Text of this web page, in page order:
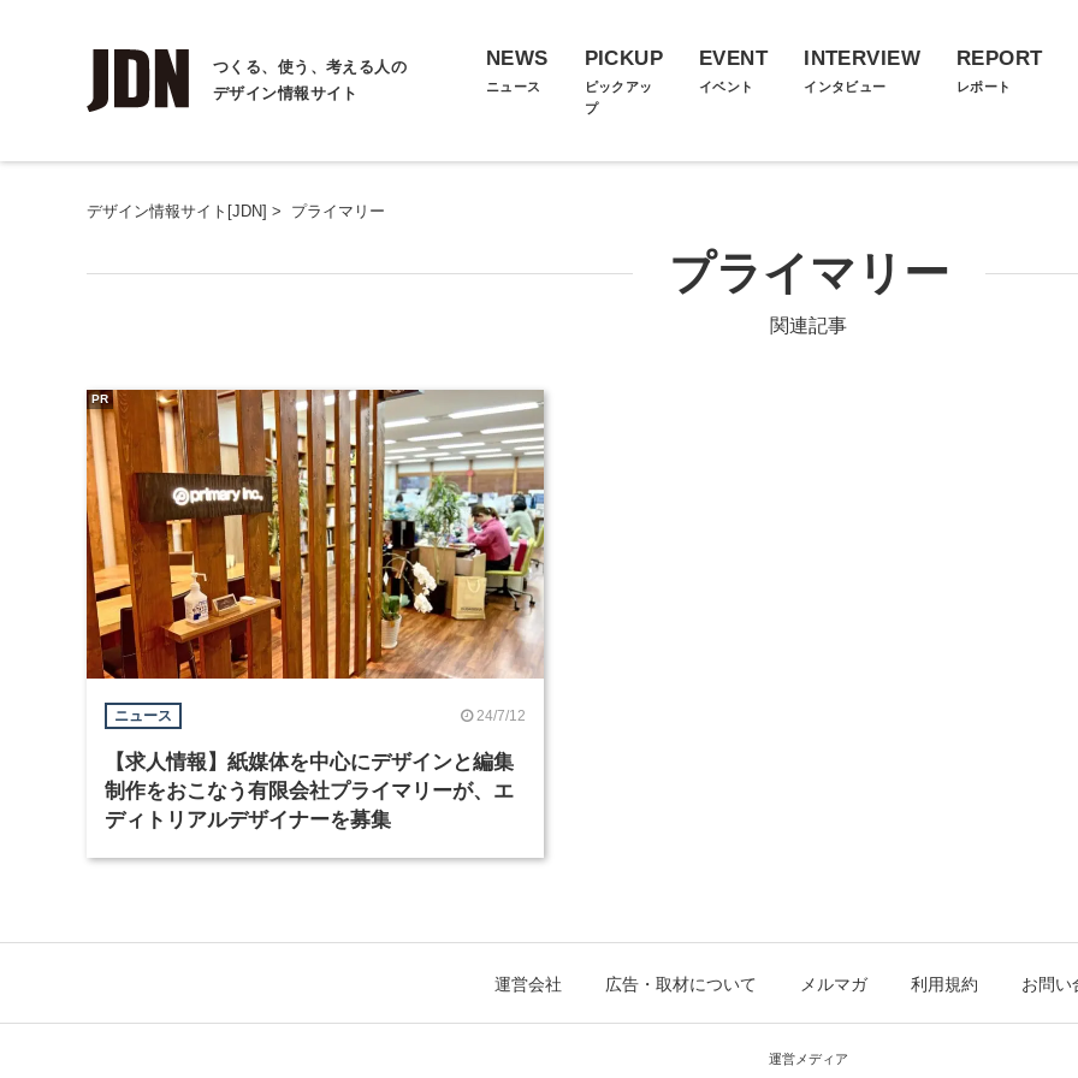
つくる、使う、考える人の
デザイン情報サイト
NEWS
ニュース
PICKUP
ピックアッ
プ
EVENT
イベント
INTERVIEW
インタビュー
REPORT
レポート
デザイン情報サイト[JDN] > プライマリー
プライマリー
関連記事
ニュース 24/7/12
【求人情報】紙媒体を中心にデザインと編集
制作をおこなう有限会社プライマリーが、エ
ディトリアルデザイナーを募集
PR
運営会社 広告・取材について メルマガ 利用規約 お問い
運営メディア